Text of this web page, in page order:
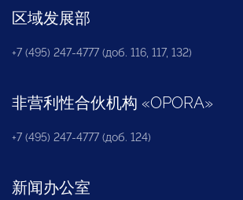
区域发展部
+7 (495) 247-4777 (доб. 116, 117, 132)
非营利性合伙机构 «OPORA»
+7 (495) 247-4777 (доб. 124)
新闻办公室